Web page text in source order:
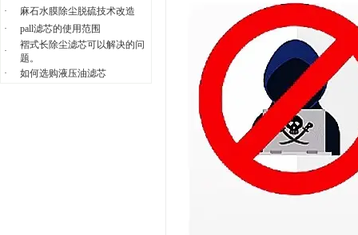
·
麻石水膜除尘脱硫技术改造
·
pall滤芯的使用范围
·
褶式长除尘滤芯可以解决的问
题。
·
如何选购液压油滤芯